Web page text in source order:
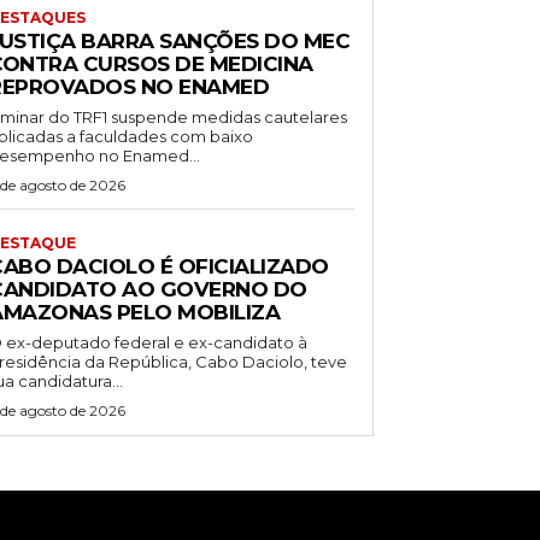
BARRA SANÇÕES DO MEC
CURSOS DE MEDICINA
NO ENAMED
do TRF1 suspende medidas cautelares
a faculdades com baixo
no Enamed...
agosto de 2026
DACIOLO É OFICIALIZADO
AO GOVERNO DO
PELO MOBILIZA
ex-deputado federal e ex-candidato à
da República, Cabo Daciolo, teve
candidatura...
agosto de 2026